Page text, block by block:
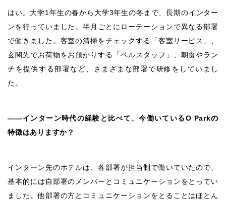
はい。大学1年生の春から大学3年生の冬まで、長期のインター
ンを行っていました。半月ごとにローテーションで異なる部署
で働きました。客室の清掃をチェックする「客室サービス」、
玄関先でお荷物をお預かりする「ベルスタッフ」、朝食やラン
チを提供する部署など、さまざまな部署で研修をしていまし
た。
――インターン時代の経験と比べて、今働いているO Parkの
特徴はありますか？
インターン先のホテルは、各部署が担当制で働いていたので、
基本的には自部署のメンバーとコミュニケーションをとってい
ました。他部署の方とコミュニケーションをとることはほとん